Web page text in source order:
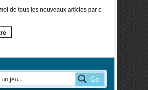
de tous les nouveaux articles par e-
Go